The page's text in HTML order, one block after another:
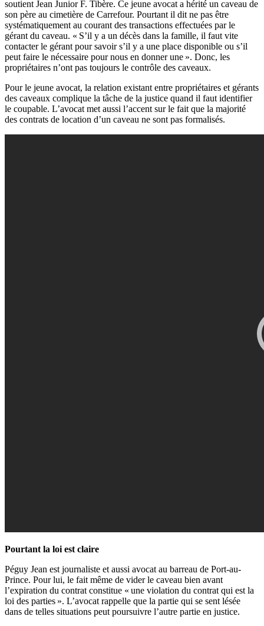
soutient Jean Junior F. Tibère. Ce jeune avocat a hérité un caveau de
son père au cimetière de Carrefour. Pourtant il dit ne pas être
systématiquement au courant des transactions effectuées par le
gérant du caveau. « S’il y a un décès dans la famille, il faut vite
contacter le gérant pour savoir s’il y a une place disponible ou s’il
peut faire le nécessaire pour nous en donner une ». Donc, les
propriétaires n’ont pas toujours le contrôle des caveaux.
Pour le jeune avocat, la relation existant entre propriétaires et gérants
des caveaux complique la tâche de la justice quand il faut identifier
le coupable. L’avocat met aussi l’accent sur le fait que la majorité
des contrats de location d’un caveau ne sont pas formalisés.
Pourtant la loi est claire
Péguy Jean est journaliste et aussi avocat au barreau de Port-au-
Prince. Pour lui, le fait même de vider le caveau bien avant
l’expiration du contrat constitue « une violation du contrat qui est la
loi des parties ». L’avocat rappelle que la partie qui se sent lésée
dans de telles situations peut poursuivre l’autre partie en justice.